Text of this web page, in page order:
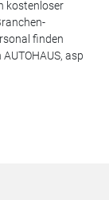
kostenloser
finden
asp